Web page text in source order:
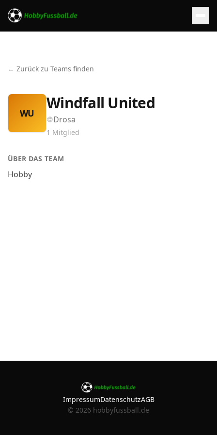
← Zurück zu Teams finden
WU
Windfall United
Drosa
1 Mitglied
ÜBER DAS TEAM
Hobby
ImpressumDatenschutzAGB
© 2026 hobbyfussball.de